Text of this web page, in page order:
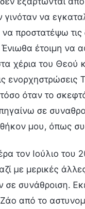
να
να προστατέψω τις
έτοιμη να
χέρια του Θεού
ενορχηστρώσεις
όταν το
σε
μου, όπως
τον Ιούλιο του
με μερικές
σε συνάθροιση.
από το